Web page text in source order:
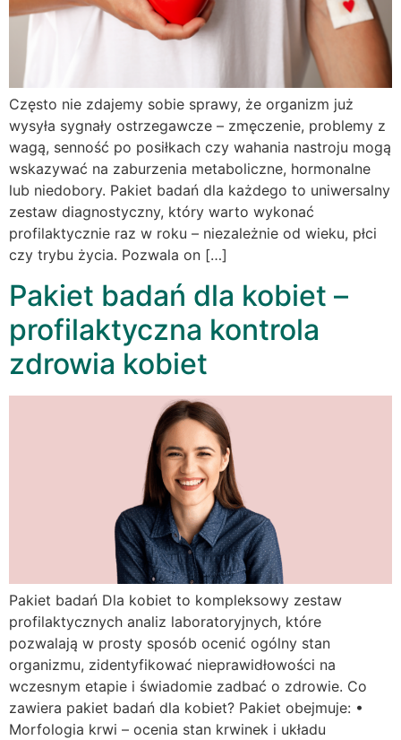
Często nie zdajemy sobie sprawy, że organizm już
wysyła sygnały ostrzegawcze – zmęczenie, problemy z
wagą, senność po posiłkach czy wahania nastroju mogą
wskazywać na zaburzenia metaboliczne, hormonalne
lub niedobory. Pakiet badań dla każdego to uniwersalny
zestaw diagnostyczny, który warto wykonać
profilaktycznie raz w roku – niezależnie od wieku, płci
czy trybu życia. Pozwala on […]
Pakiet badań dla kobiet –
profilaktyczna kontrola
zdrowia kobiet
Pakiet badań Dla kobiet to kompleksowy zestaw
profilaktycznych analiz laboratoryjnych, które
pozwalają w prosty sposób ocenić ogólny stan
organizmu, zidentyfikować nieprawidłowości na
wczesnym etapie i świadomie zadbać o zdrowie. Co
zawiera pakiet badań dla kobiet? Pakiet obejmuje: •
Morfologia krwi – ocenia stan krwinek i układu